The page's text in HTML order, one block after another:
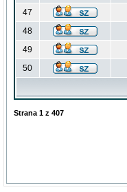
47
48
49
50
Strana 1 z 407